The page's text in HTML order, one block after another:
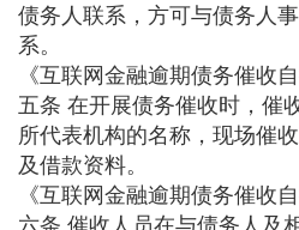
债务人联系，方可与债务人
系。
《互联网金融逾期债务催收
五条 在开展债务催收时，催
所代表机构的名称，现场催
及借款资料。
《互联网金融逾期债务催收
六条 催收人员在与债务人及